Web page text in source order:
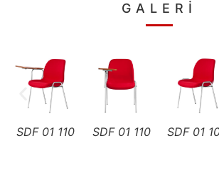
GALERİ
SDF 01 110 SDF 01 110 SDF 01